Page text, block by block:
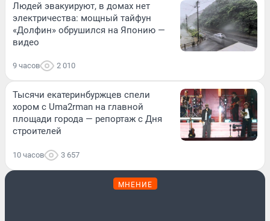
Людей эвакуируют, в домах нет
электричества: мощный тайфун
«Долфин» обрушился на Японию —
видео
9 часов 2 010
Тысячи екатеринбуржцев спели
хором с Uma2rman на главной
площади города — репортаж с Дня
строителей
10 часов 3 657
МНЕНИЕ